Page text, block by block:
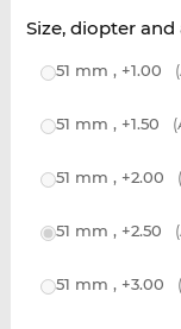
Size, diopter
51 mm , +1.00
51 mm , +1.50
51 mm , +2.00
51 mm , +2.50
51 mm , +3.00